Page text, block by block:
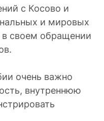
с Косово и
и мировых
в своем обращении
очень важно
внутреннюю